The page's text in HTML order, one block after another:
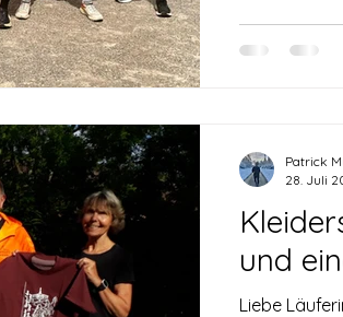
und
Liebe
Patrick
28. Juli